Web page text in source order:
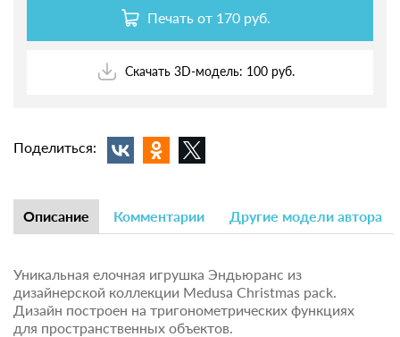
Печать от 170 руб.
Скачать 3D-модель: 100 руб.
Поделиться:
Описание Комментарии Другие модели автора
Уникальная елочная игрушка Эндьюранс из
дизайнерской коллекции Medusa Christmas pack.
Дизайн построен на тригонометрических функциях
для пространственных объектов.